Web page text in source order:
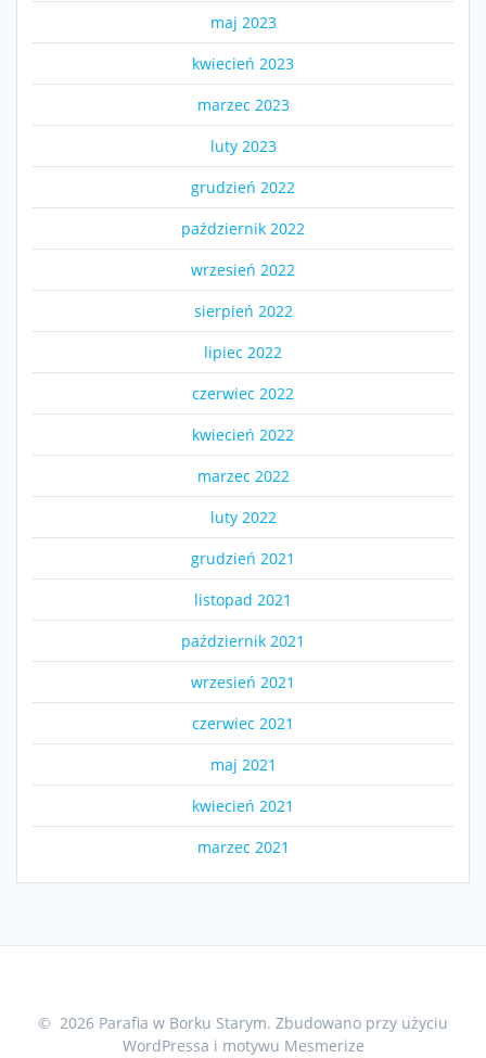
maj 2023
kwiecień 2023
marzec 2023
luty 2023
grudzień 2022
październik 2022
wrzesień 2022
sierpień 2022
lipiec 2022
czerwiec 2022
kwiecień 2022
marzec 2022
luty 2022
grudzień 2021
listopad 2021
październik 2021
wrzesień 2021
czerwiec 2021
maj 2021
kwiecień 2021
marzec 2021
© 2026 Parafia w Borku Starym. Zbudowano przy użyciu
WordPressa i motywu Mesmerize